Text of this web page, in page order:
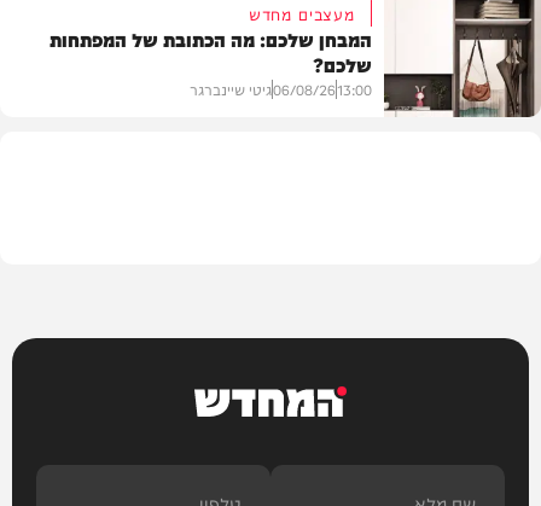
חרדים
מעצבים מחדש
המבחן שלכם: מה הכתובת של המפתחות
שלכם?
13:00
06/08/26גיטי שיינברגר
המחדש